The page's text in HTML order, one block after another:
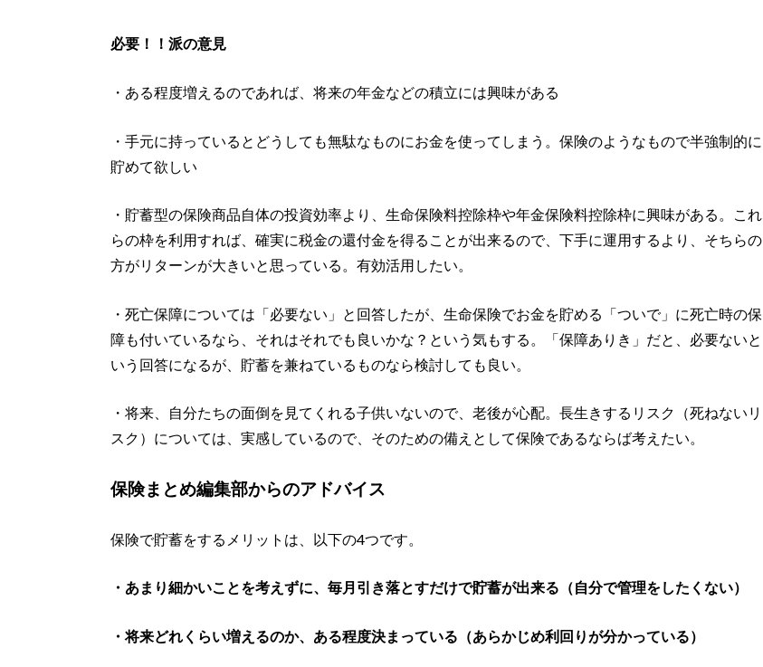
必要！！派の意見
・ある程度増えるのであれば、将来の年金などの積立には興味がある
・手元に持っているとどうしても無駄なものにお金を使ってしまう。保険のようなもので半強制的に
貯めて欲しい
・貯蓄型の保険商品自体の投資効率より、生命保険料控除枠や年金保険料控除枠に興味がある。これ
らの枠を利用すれば、確実に税金の還付金を得ることが出来るので、下手に運用するより、そちらの
方がリターンが大きいと思っている。有効活用したい。
・死亡保障については「必要ない」と回答したが、生命保険でお金を貯める「ついで」に死亡時の保
障も付いているなら、それはそれでも良いかな？という気もする。「保障ありき」だと、必要ないと
いう回答になるが、貯蓄を兼ねているものなら検討しても良い。
・将来、自分たちの面倒を見てくれる子供いないので、老後が心配。長生きするリスク（死ねないリ
スク）については、実感しているので、そのための備えとして保険であるならば考えたい。
保険まとめ編集部からのアドバイス
保険で貯蓄をするメリットは、以下の4つです。
・あまり細かいことを考えずに、毎月引き落とすだけで貯蓄が出来る（自分で管理をしたくない）
・将来どれくらい増えるのか、ある程度決まっている（あらかじめ利回りが分かっている）